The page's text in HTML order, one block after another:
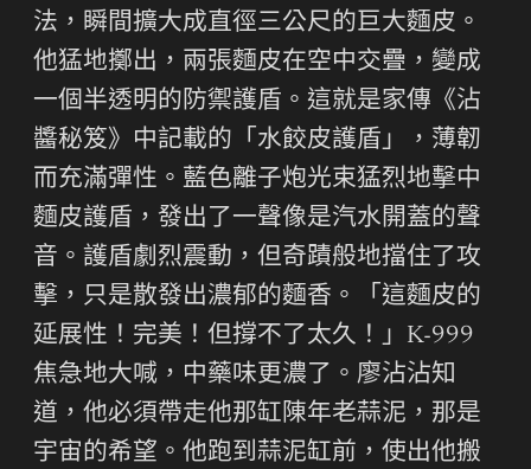
法，瞬間擴大成直徑三公尺的巨大麵皮。
他猛地擲出，兩張麵皮在空中交疊，變成
一個半透明的防禦護盾。這就是家傳《沾
醬秘笈》中記載的「水餃皮護盾」，薄韌
而充滿彈性。藍色離子炮光束猛烈地擊中
麵皮護盾，發出了一聲像是汽水開蓋的聲
音。護盾劇烈震動，但奇蹟般地擋住了攻
擊，只是散發出濃郁的麵香。「這麵皮的
延展性！完美！但撐不了太久！」K-999
焦急地大喊，中藥味更濃了。廖沾沾知
道，他必須帶走他那缸陳年老蒜泥，那是
宇宙的希望。他跑到蒜泥缸前，使出他搬